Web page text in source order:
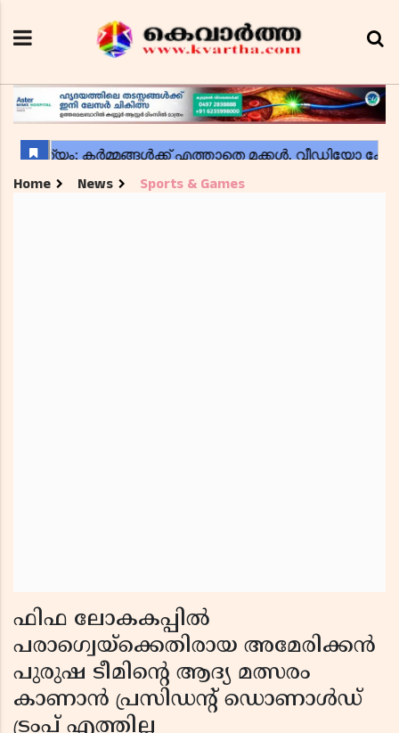
Home News Sports & Games
ഫിഫ ലോകകപ്പിൽ
പരാഗ്വെയ്ക്കെതിരായ അമേരിക്കൻ
പുരുഷ ടീമിൻ്റെ ആദ്യ മത്സരം
കാണാൻ പ്രസിഡൻ്റ് ഡൊണാൾഡ്
ട്രംപ് എത്തില്ല